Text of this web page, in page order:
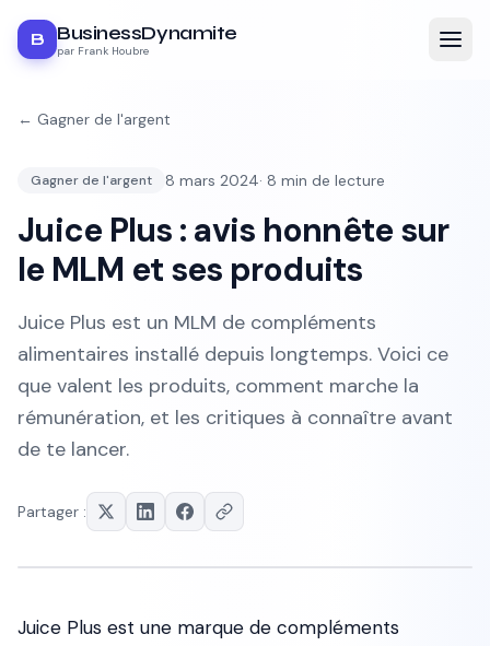
B BusinessDynamite
par Frank Houbre
← Gagner de l'argent
Gagner de l'argent 8 mars 2024· 8 min de lecture
Juice Plus : avis honnête sur
le MLM et ses produits
Juice Plus est un MLM de compléments
alimentaires installé depuis longtemps. Voici ce
que valent les produits, comment marche la
rémunération, et les critiques à connaître avant
de te lancer.
Partager :
Juice Plus est une marque de compléments